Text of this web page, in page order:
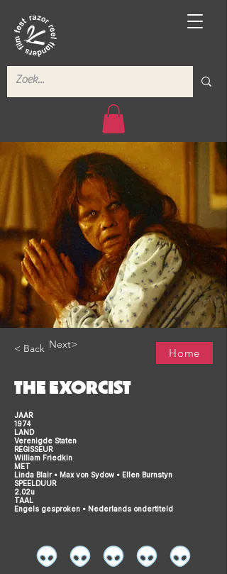
< Back Next>
Home
THE EXORCIST
JAAR
1974
LAND
Verenigde Staten
REGISSEUR
William Friedkin
MET
Linda Blair • Max von Sydow • Ellen Burnstyn
SPEELDUUR
2.02u
TAAL
Engels gesproken • Nederlands ondertiteld